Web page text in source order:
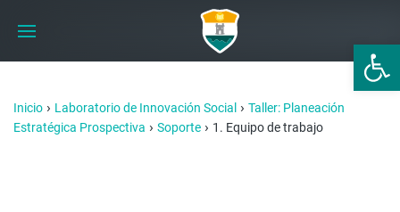
Abrir
Inicio › Laboratorio de Innovación Social › Taller: Planeación
Estratégica Prospectiva › Soporte › 1. Equipo de trabajo